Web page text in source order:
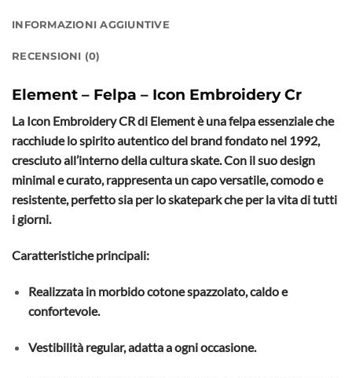
INFORMAZIONI AGGIUNTIVE
RECENSIONI (0)
Element – Felpa – Icon Embroidery Cr
La Icon Embroidery CR di Element è una felpa essenziale che
racchiude lo spirito autentico del brand fondato nel 1992,
cresciuto all’interno della cultura skate. Con il suo design
minimal e curato, rappresenta un capo versatile, comodo e
resistente, perfetto sia per lo skatepark che per la vita di tutti
i giorni.
Caratteristiche principali:
Realizzata in morbido cotone spazzolato, caldo e
confortevole.
Vestibilità regular, adatta a ogni occasione.